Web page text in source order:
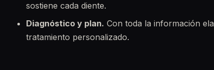
sostiene cada diente.
Diagnóstico y plan. Con toda la información
tratamiento personalizado.